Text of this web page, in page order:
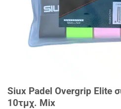
Siux Padel Overgrip Elite
10τμχ. Mix